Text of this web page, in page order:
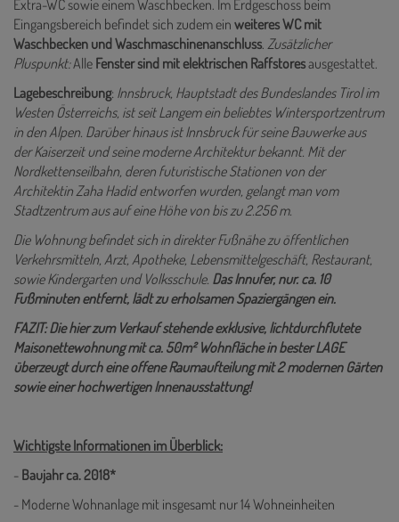
Extra-WC sowie einem Waschbecken. Im Erdgeschoss beim
Eingangsbereich befindet sich zudem ein weiteres WC mit
Waschbecken und Waschmaschinenanschluss. Zusätzlicher
Pluspunkt:Alle Fenster sind mit elektrischen Raffstoresausgestattet.
Lagebeschreibung: Innsbruck, Hauptstadt des Bundeslandes Tirol im
Westen Österreichs, ist seit Langem ein beliebtes Wintersportzentrum
in den Alpen. Darüber hinaus ist Innsbruck für seine Bauwerke aus
der Kaiserzeit und seine moderne Architektur bekannt. Mit der
Nordkettenseilbahn, deren futuristische Stationen von der
Architektin Zaha Hadid entworfen wurden, gelangt man vom
Stadtzentrum aus auf eine Höhe von bis zu 2.256 m.
Die Wohnung befindet sich in direkter Fußnähe zu öffentlichen
Verkehrsmitteln, Arzt, Apotheke, Lebensmittelgeschäft, Restaurant,
sowie Kindergarten und Volksschule. Das Innufer, nur. ca. 10
Fußminuten entfernt, lädt zu erholsamen Spaziergängen ein.
FAZIT: Die hier zum Verkauf stehende exklusive, lichtdurchflutete
Maisonettewohnung mit ca. 50m² Wohnfläche in bester LAGE
überzeugt durch eine offene Raumaufteilung mit 2 modernen Gärten
sowie einer hochwertigen Innenausstattung!
Wichtigste Informationen im Überblick:
- Baujahr ca. 2018*
- Moderne Wohnanlage mit insgesamt nur 14 Wohneinheiten